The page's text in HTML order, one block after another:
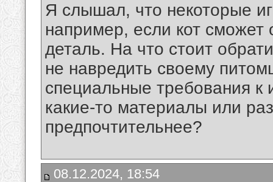
Я слышал, что некоторые
например, если кот сможет
деталь. На что стоит
не навредить своему
специальные требования к
какие-то материалы или
предпочтительнее?
08.12.2024, 18:54